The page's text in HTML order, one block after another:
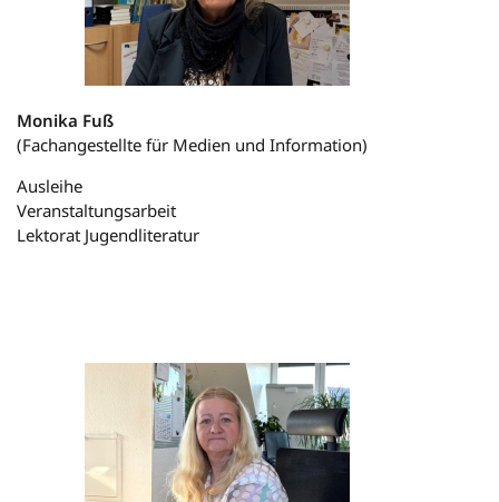
Monika Fuß
(Fachangestellte für Medien und Information)
Ausleihe
Veranstaltungsarbeit
Lektorat Jugendliteratur